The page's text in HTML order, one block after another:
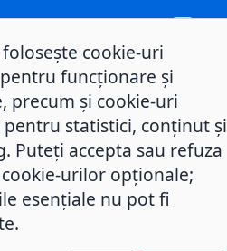
cookie-uri
funcționare și
precum și cookie-uri
statistici, conținut și
Puteți accepta sau refuza
urilor opționale;
esențiale nu pot fi